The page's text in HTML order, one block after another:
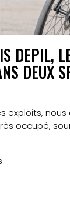
DEPIL,
DEUX
exploits,
occupé,